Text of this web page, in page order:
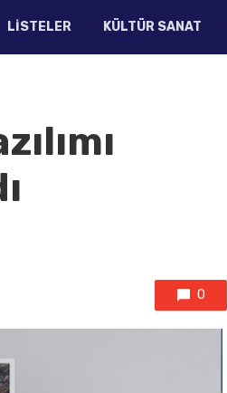
LISTELER KÜLTÜR SANAT
0